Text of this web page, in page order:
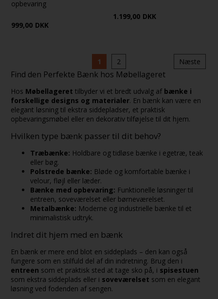
opbevaring
999,00 DKK
1.199,00 DKK
1 2 Næste
Find den Perfekte Bænk hos Møbellageret
Hos Møbellageret tilbyder vi et bredt udvalg af bænke i
forskellige designs og materialer. En bænk kan være en
elegant løsning til ekstra siddepladser, et praktisk
opbevaringsmøbel eller en dekorativ tilføjelse til dit hjem.
Hvilken type bænk passer til dit behov?
Træbænke: Holdbare og tidløse bænke i egetræ, teak
eller bøg.
Polstrede bænke: Bløde og komfortable bænke i
velour, fløjl eller læder.
Bænke med opbevaring: Funktionelle løsninger til
entreen, soveværelset eller børneværelset.
Metalbænke: Moderne og industrielle bænke til et
minimalistisk udtryk.
Indret dit hjem med en bænk
En bænk er mere end blot en siddeplads – den kan også
fungere som en stilfuld del af din indretning. Brug den i
entreen som et praktisk sted at tage sko på, i spisestuen
som ekstra siddeplads eller i soveværelset som en elegant
løsning ved fodenden af sengen.